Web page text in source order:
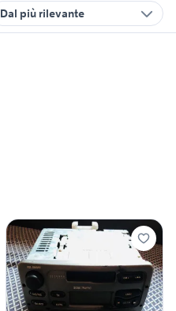
Dal più rilevante